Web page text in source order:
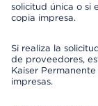
solicitud única o si
copia impresa.
Si realiza la
de proveedores,
Kaiser
impresas.